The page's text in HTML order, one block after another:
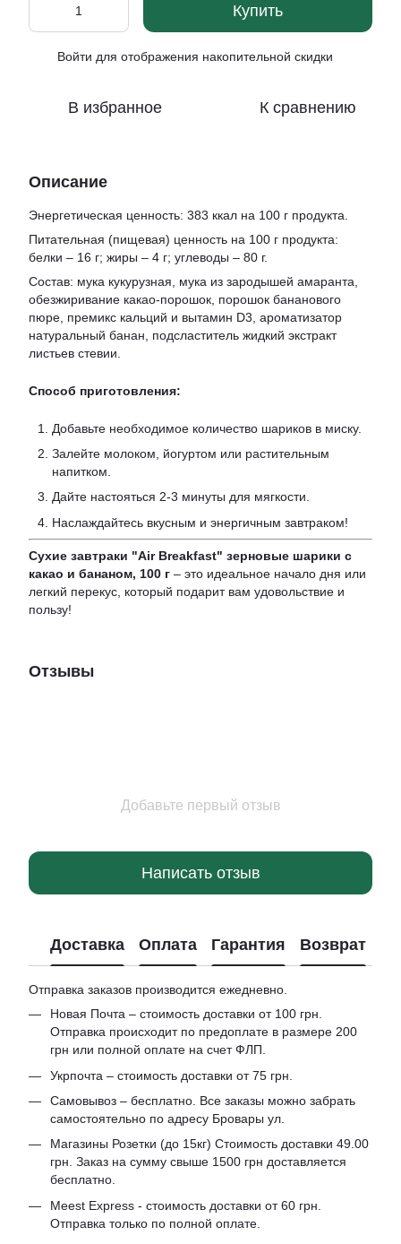
Купить
Войти для отображения накопительной скидки
В избранное К сравнению
Описание
Энергетическая ценность: 383 ккал на 100 г продукта.
Питательная (пищевая) ценность на 100 г продукта:
белки – 16 г; жиры – 4 г; углеводы – 80 г.
Состав: мука кукурузная, мука из зародышей амаранта,
обезжиривание какао-порошок, порошок бананового
пюре, премикс кальций и вытамин D3, ароматизатор
натуральный банан, подсластитель жидкий экстракт
листьев стевии.
Способ приготовления:
Добавьте необходимое количество шариков в миску.
Залейте молоком, йогуртом или растительным
напитком.
Дайте настояться 2-3 минуты для мягкости.
Наслаждайтесь вкусным и энергичным завтраком!
Сухие завтраки "Air Breakfast" зерновые шарики с
какао и бананом, 100 г – это идеальное начало дня или
легкий перекус, который подарит вам удовольствие и
пользу!
Отзывы
Добавьте первый отзыв
Написать отзыв
Доставка Оплата Гарантия Возврат
Отправка заказов производится ежедневно.
Новая Почта – стоимость доставки от 100 грн.
Отправка происходит по предоплате в размере 200
грн или полной оплате на счет ФЛП.
Укрпочта – стоимость доставки от 75 грн.
Самовывоз – бесплатно. Все заказы можно забрать
самостоятельно по адресу Бровары ул.
Магазины Розетки (до 15кг) Стоимость доставки 49.00
грн. Заказ на сумму свыше 1500 грн доставляется
бесплатно.
Meest Express - стоимость доставки от 60 грн.
Отправка только по полной оплате.